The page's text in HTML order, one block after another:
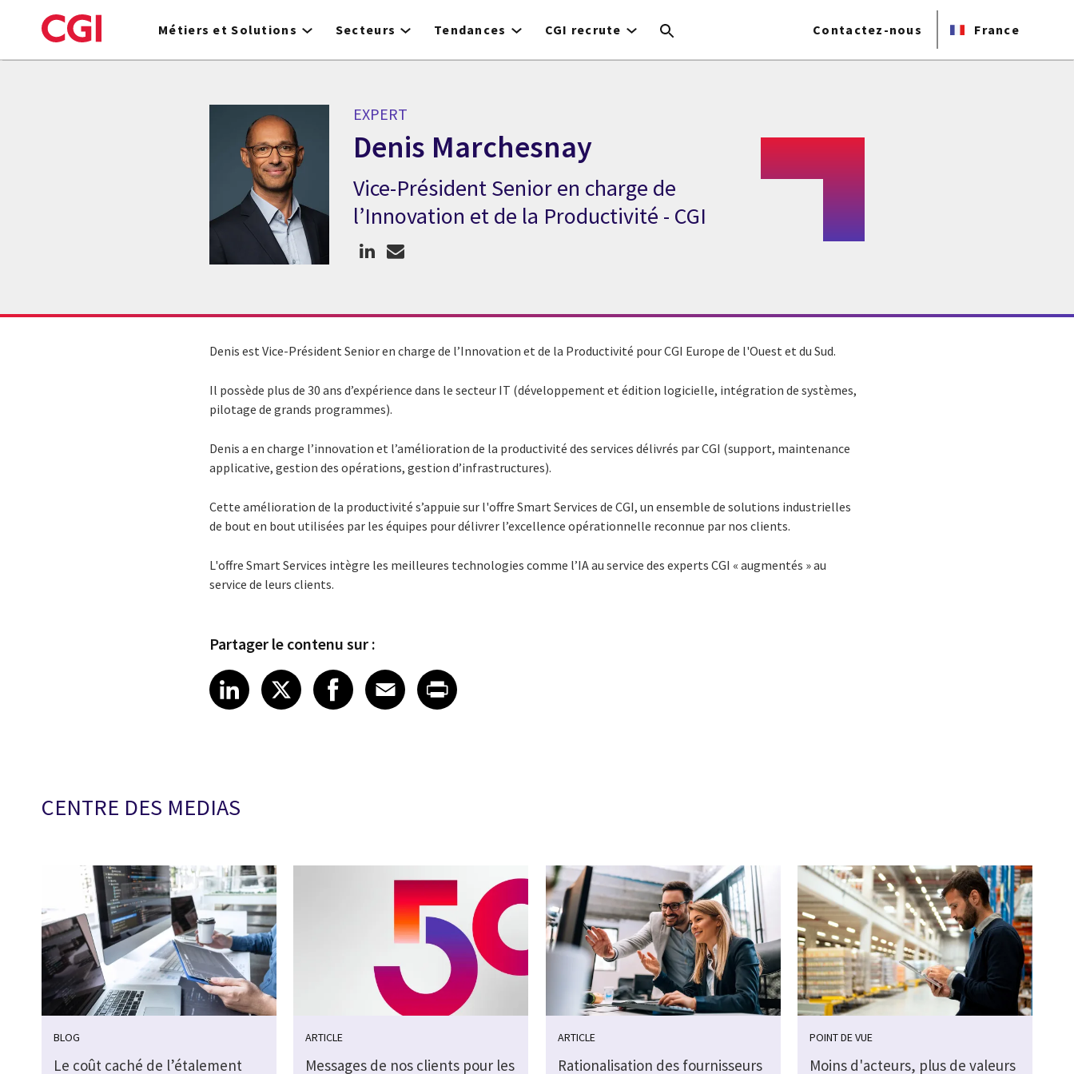
to
Métiers et Solutions Secteurs Tendances CGI recrute Contactez-nous France
EXPERT
Denis Marchesnay
Expert Denis Marchesnay
Vice-Président Senior en charge de
l’Innovation et de la Productivité - CGI
Denis est Vice-Président Senior en charge de l’Innovation et de la Productivité pour CGI Europe de l'Ouest et du Sud.
Il possède plus de 30 ans d’expérience dans le secteur IT (développement et édition logicielle, intégration de systèmes,
pilotage de grands programmes).
Denis a en charge l’innovation et l’amélioration de la productivité des services délivrés par CGI (support, maintenance
applicative, gestion des opérations, gestion d’infrastructures).
Cette amélioration de la productivité s’appuie sur l'offre Smart Services de CGI, un ensemble de solutions industrielles
de bout en bout utilisées par les équipes pour délivrer l’excellence opérationnelle reconnue par nos clients.
L'offre Smart Services intègre les meilleures technologies comme l’IA au service des experts CGI « augmentés » au
service de leurs clients.
Partager le contenu sur :
Share article on LinkedIn
LinkedIn
Share article on X
XShare article on Facebook
Facebook
Share article on Email
Email
Share article on Print
CENTRE DES MEDIAS
BLOG
Le coût caché de l’étalement
ARTICLE
Messages de nos clients pour les
ARTICLE
Rationalisation des fournisseurs
POINT DE VUE
Moins d'acteurs, plus de valeurs